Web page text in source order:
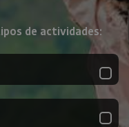
de actividades: